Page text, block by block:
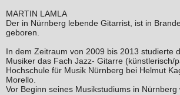
MARTIN LAMLA
Der in Nürnberg lebende Gitarrist, ist in
geboren.
In dem Zeitraum von 2009 bis 2013 studierte
Musiker das Fach Jazz- Gitarre (künstlerisch/
Hochschule für Musik Nürnberg bei Helmut
Morello.
Vor Beginn seines Musikstudiums in